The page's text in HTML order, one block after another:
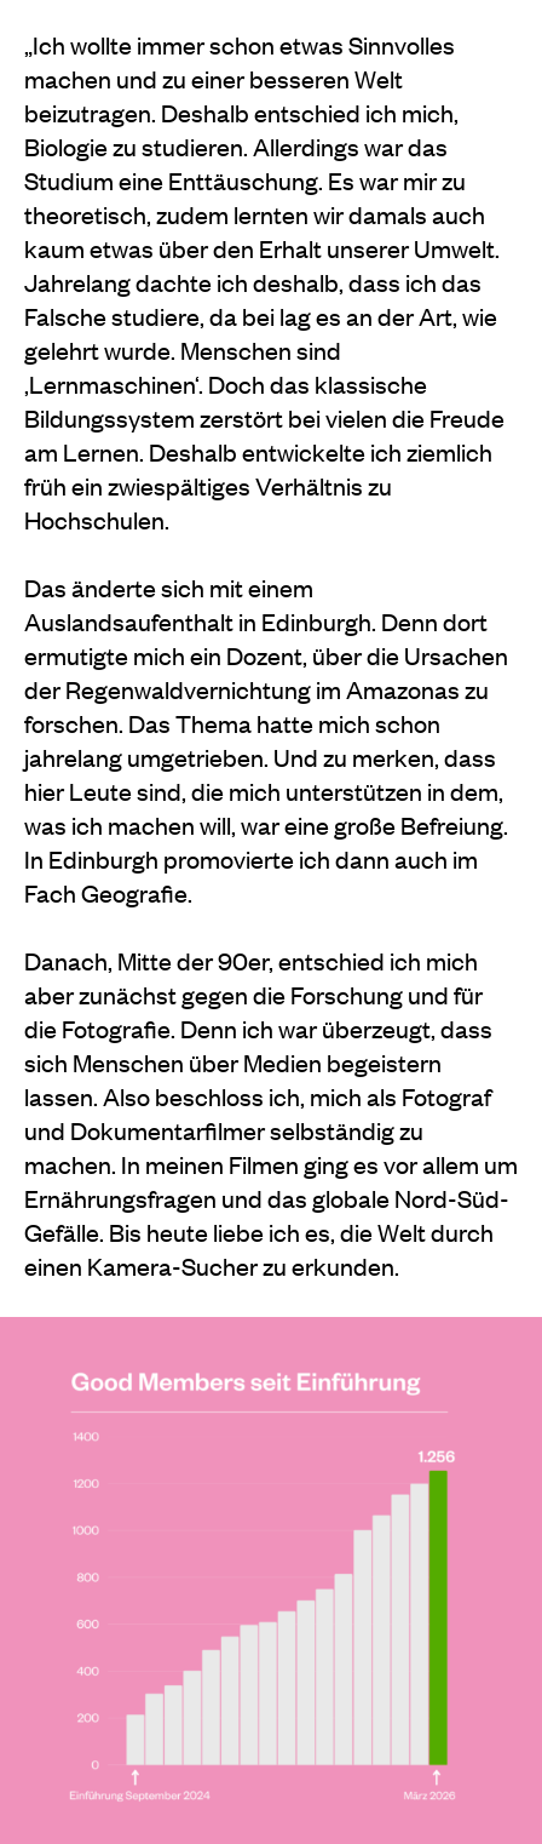
„Ich wollte immer schon etwas Sinnvolles
machen und zu einer besseren Welt
beizutragen. Deshalb entschied ich mich,
Biologie zu studieren. Allerdings war das
Studium eine Enttäuschung. Es war mir zu
theoretisch, zudem lernten wir damals auch
kaum etwas über den Erhalt unserer Umwelt.
Jahrelang dachte ich deshalb, dass ich das
Falsche studiere, da­ bei lag es an der Art, wie
gelehrt wurde. Menschen sind
‚Lernmaschinen‘. Doch das klassische
Bildungs­system zerstört bei vielen die Freude
am Lernen. Des­halb entwickelte ich ziemlich
früh ein zwiespältiges Verhältnis zu
Hochschulen.
Das änderte sich mit einem
Auslandsaufenthalt in Edinburgh. Denn dort
ermutigte mich ein Do­zent, über die Ursachen
der Regenwaldvernichtung im Amazonas zu
forschen. Das Thema hatte mich schon
jahrelang umgetrieben. Und zu merken, dass
hier Leute sind, die mich unterstützen in dem,
was ich machen will, war eine große Befreiung.
In Edin­burgh promovierte ich dann auch im
Fach Geografie.
Danach, Mitte der 90er, entschied ich mich
aber zunächst gegen die Forschung und für
die Fotografie. Denn ich war überzeugt, dass
sich Menschen über Medien begeistern
lassen. Also beschloss ich, mich als Fotograf
und Dokumentarfilmer selbständig zu
machen. In meinen Filmen ging es vor allem um
Er­nährungsfragen und das globale Nord­-Süd­-
Gefälle. Bis heute liebe ich es, die Welt durch
einen Kamera­-Sucher zu erkunden.